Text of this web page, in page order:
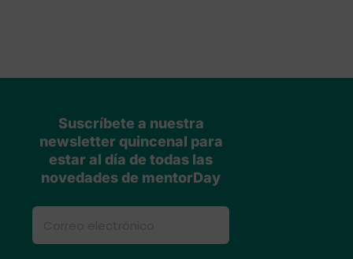
Suscríbete a nuestra
newsletter quincenal para
estar al día de todas las
novedades de mentorDay